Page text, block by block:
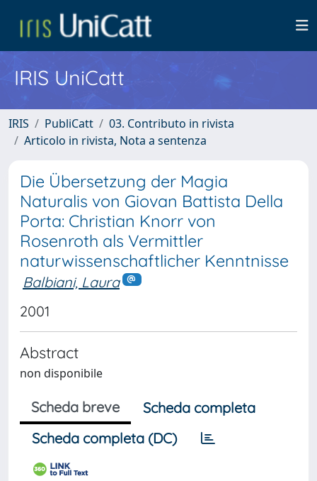
IRIS UniCatt
IRIS PubliCatt
03. Contributo in rivista
Articolo in rivista, Nota a sentenza
Die Übersetzung der Magia
Naturalis von Giovan Battista Della
Porta: Christian Knorr von
Rosenroth als Vermittler
naturwissenschaftlicher Kenntnisse
Balbiani, Laura
2001
Abstract
non disponibile
Scheda breve
Scheda completa
Scheda completa (DC)